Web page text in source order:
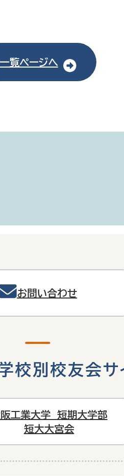
一覧ページへ
お問い合わせ
校別校友会サ
工業大学 短期大学部
短大大宮会